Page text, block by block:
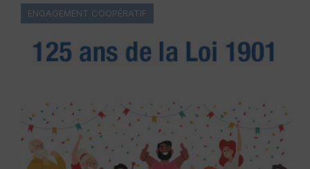
ENGAGEMENT COOPÉRATIF